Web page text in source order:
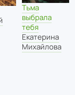
Тьма
выбрала
тебя
Екатерина
Михайлова